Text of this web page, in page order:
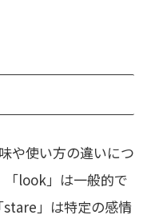
や使い方の違いにつ
「look」は一般的で
stare」は特定の感情